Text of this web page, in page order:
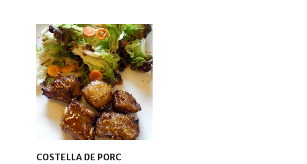
COSTELLA DE PORC